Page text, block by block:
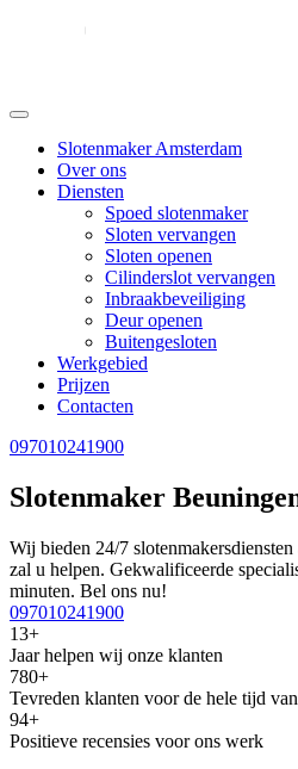
Slotenmaker Amsterdam
Over ons
Diensten
Spoed slotenmaker
Sloten vervangen
Sloten openen
Cilinderslot vervangen
Inbraakbeveiliging
Deur openen
Buitengesloten
Werkgebied
Prijzen
Contacten
097010241900
Slotenmaker
Wij bieden 24/7
zal u helpen. Gekwalificeerde
minuten. Bel ons nu!
097010241900
13+
Jaar helpen wij onze klanten
780+
Tevreden klanten voor de hele tijd
94+
Positieve recensies voor ons werk